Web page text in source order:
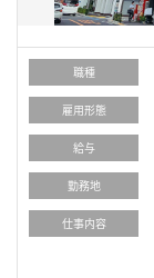
職種
雇用形態
給与
勤務地
仕事内容